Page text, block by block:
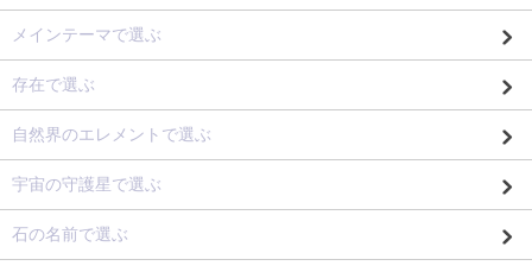
メインテーマで選ぶ
存在で選ぶ
自然界のエレメントで選ぶ
宇宙の守護星で選ぶ
石の名前で選ぶ